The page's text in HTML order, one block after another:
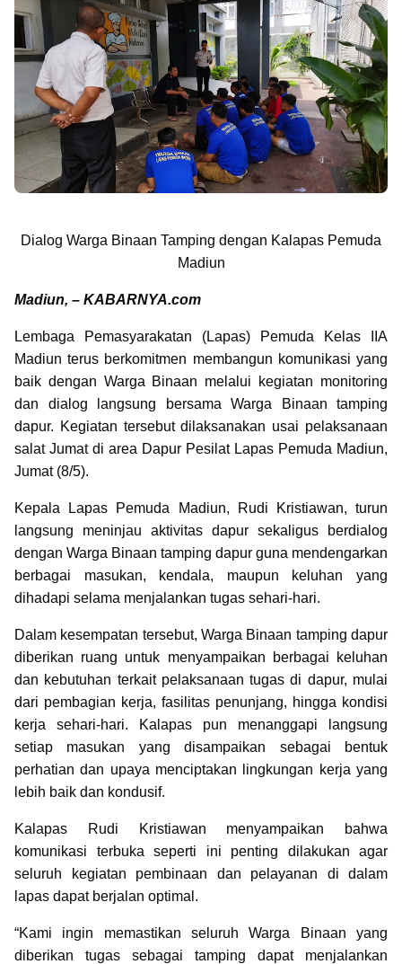
Dialog Warga Binaan Tamping dengan Kalapas Pemuda
Madiun
Madiun, – KABARNYA.com
Lembaga Pemasyarakatan (Lapas) Pemuda Kelas IIA
Madiun terus berkomitmen membangun komunikasi yang
baik dengan Warga Binaan melalui kegiatan monitoring
dan dialog langsung bersama Warga Binaan tamping
dapur. Kegiatan tersebut dilaksanakan usai pelaksanaan
salat Jumat di area Dapur Pesilat Lapas Pemuda Madiun,
Jumat (8/5).
Kepala Lapas Pemuda Madiun, Rudi Kristiawan, turun
langsung meninjau aktivitas dapur sekaligus berdialog
dengan Warga Binaan tamping dapur guna mendengarkan
berbagai masukan, kendala, maupun keluhan yang
dihadapi selama menjalankan tugas sehari-hari.
Dalam kesempatan tersebut, Warga Binaan tamping dapur
diberikan ruang untuk menyampaikan berbagai keluhan
dan kebutuhan terkait pelaksanaan tugas di dapur, mulai
dari pembagian kerja, fasilitas penunjang, hingga kondisi
kerja sehari-hari. Kalapas pun menanggapi langsung
setiap masukan yang disampaikan sebagai bentuk
perhatian dan upaya menciptakan lingkungan kerja yang
lebih baik dan kondusif.
Kalapas Rudi Kristiawan menyampaikan bahwa
komunikasi terbuka seperti ini penting dilakukan agar
seluruh kegiatan pembinaan dan pelayanan di dalam
lapas dapat berjalan optimal.
“Kami ingin memastikan seluruh Warga Binaan yang
diberikan tugas sebagai tamping dapat menjalankan